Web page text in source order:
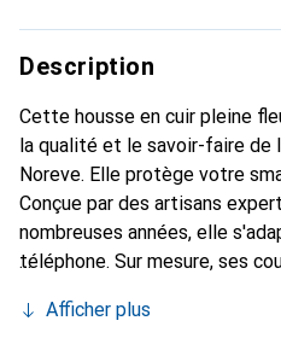
Description
Cette housse en cuir pleine
la qualité et le savoir-faire de
Noreve. Elle protège votre
Conçue par des artisans
nombreuses années, elle
téléphone. Sur mesure, ses
et indispensable pour votre
Afficher plus